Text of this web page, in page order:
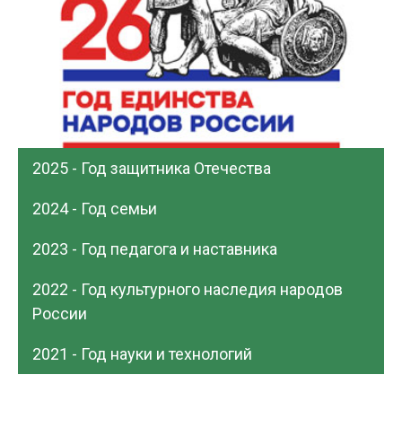
2025 - Год защитника Отечества
2024 - Год семьи
2023 - Год педагога и наставника
2022 - Год культурного наследия народов
России
2021 - Год науки и технологий